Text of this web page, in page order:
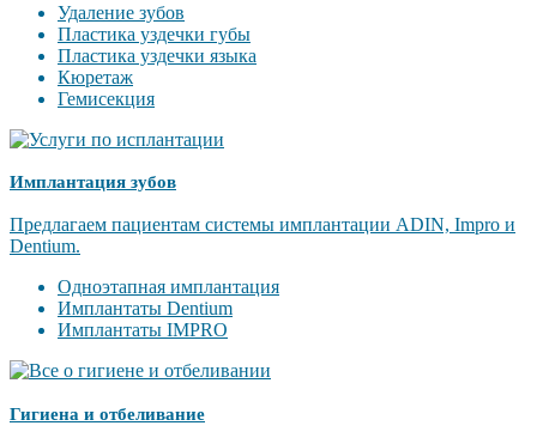
Удаление зубов
Пластика уздечки губы
Пластика уздечки языка
Кюретаж
Гемисекция
Имплантация зубов
Предлагаем пациентам системы имплантации ADIN, Impro и
Dentium.
Одноэтапная имплантация
Имплантаты Dentium
Имплантаты IMPRO
Гигиена и отбеливание